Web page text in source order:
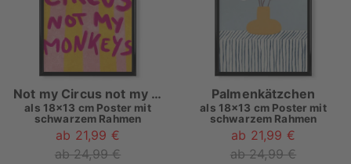
Not my Circus not my Monkeys
als 18x13 cm Poster mit
schwarzem Rahmen
ab 21,99 €
ab 24,99 €
Palmenkätzchen
als 18x13 cm Poster mit
schwarzem Rahmen
ab 21,99 €
ab 24,99 €